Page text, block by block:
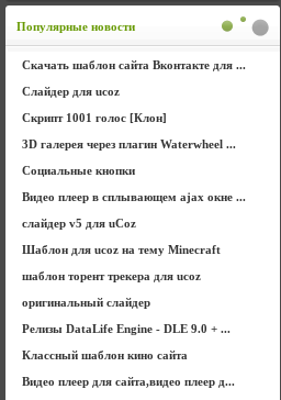
Популярные новости
Скачать шаблон сайта Вконтакте для ...
Слайдер для ucoz
Скрипт 1001 голос [Клон]
3D галерея через плагин Waterwheel ...
Социальные кнопки
Видео плеер в сплывающем ajax окне ...
слайдер v5 для uCoz
Шаблон для ucoz на тему Minecraft
шаблон торент трекера для ucoz
оригинальный слайдер
Релизы DataLife Engine - DLE 9.0 + ...
Классный шаблон кино сайта
Видео плеер для сайта,видео плеер д...